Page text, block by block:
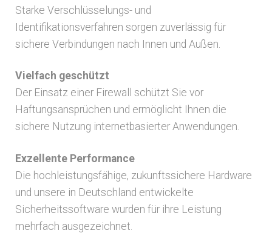
Starke Verschlüsselungs- und
Identifikationsverfahren sorgen zuverlässig für
sichere Verbindungen nach Innen und Außen.
Vielfach geschützt
Der Einsatz einer Firewall schützt Sie vor
Haftungsansprüchen und ermöglicht Ihnen die
sichere Nutzung internetbasierter Anwendungen.
Exzellente Performance
Die hochleistungsfähige, zukunftssichere Hardware
und unsere in Deutschland entwickelte
Sicherheitssoftware wurden für ihre Leistung
mehrfach ausgezeichnet.